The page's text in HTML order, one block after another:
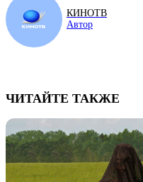
КИНОТВ
Автор
ЧИТАЙТЕ ТАКЖЕ